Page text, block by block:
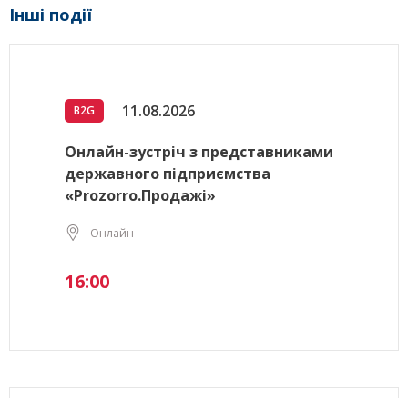
Інші події
B2G 11.08.2026
Онлайн-зустріч з представниками
державного підприємства
«Prozorro.Продажі»
Онлайн
16:00